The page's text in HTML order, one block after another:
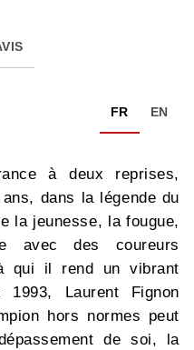
FR EN
à deux reprises,
dans la légende du
la jeunesse, la fougue,
avec des coureurs
qui il rend un vibrant
1993, Laurent Fignon
hors normes peut
de soi, la